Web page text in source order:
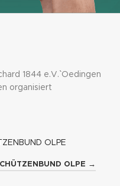
1844 e.V.`` Oedingen
organisiert
OLPE
OLPE →